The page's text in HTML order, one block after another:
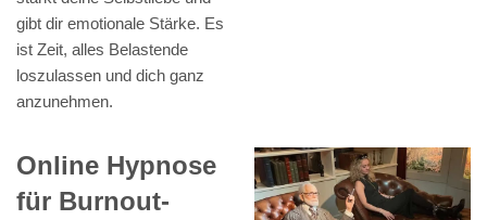
gibt dir emotionale Stärke. Es
ist Zeit, alles Belastende
loszulassen und dich ganz
anzunehmen.
Online Hypnose
für Burnout-